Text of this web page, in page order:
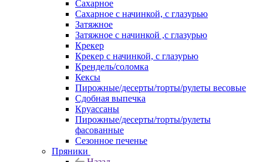
Сахарное
Сахарное с начинкой, с глазурью
Затяжное
Затяжное с начинкой ,с глазурью
Крекер
Крекер с начинкой, с глазурью
Крендель/соломка
Кексы
Пирожные/десерты/торты/рулеты весовые
Сдобная выпечка
Круассаны
Пирожные/десерты/торты/рулеты
фасованные
Сезонное печенье
Пряники